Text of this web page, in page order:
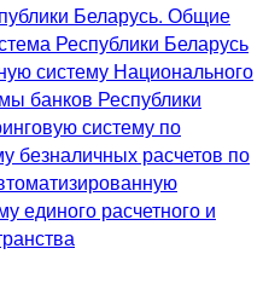
Беларусь. Общие
Республики Беларусь
систему Национального
банков Республики
систему по
безналичных расчетов по
единого расчетного и